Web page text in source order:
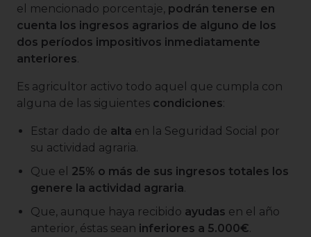
el mencionado porcentaje, podrán tenerse en
cuenta los ingresos agrarios de alguno de los
dos períodos impositivos inmediatamente
anteriores.
Es agricultor activo todo aquel que cumpla con
alguna de las siguientes condiciones:
Estar dado de alta en la Seguridad Social por
su actividad agraria.
Que el 25% o más de sus ingresos totales los
genere la actividad agraria.
Que, aunque haya recibido ayudas en el año
anterior, éstas sean inferiores a 5.000€.